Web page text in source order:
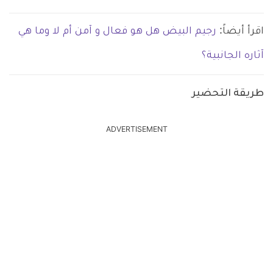
اقرأ أيضاً: رجيم البيض هل هو فعال و آمن أم لا وما هي
آثاره الجانبية؟
طريقة التحضير
ADVERTISEMENT